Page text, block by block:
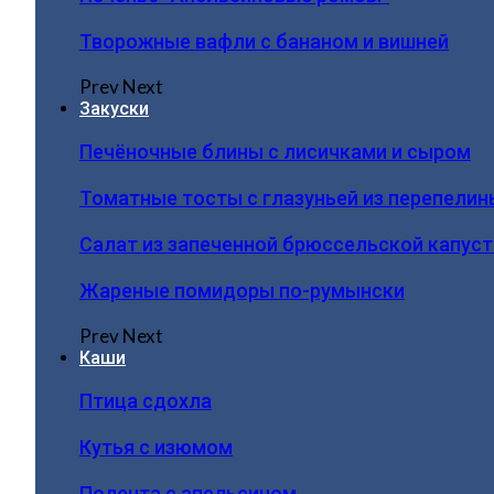
Творожные вафли с бананом и вишней
PrevNext
Закуски
Печёночные блины с лисичками и сыром
Томатные тосты с глазуньей из
Салат из запеченной брюссельской
Жареные помидоры по-румынски
PrevNext
Каши
Птица сдохла
Кутья с изюмом